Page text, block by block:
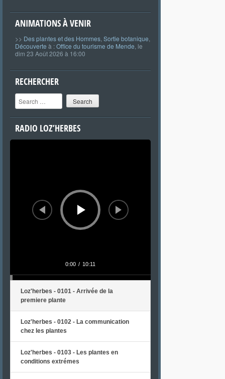
ANIMATIONS À VENIR
>> Des plantes et des Hommes Sortie botanique
Découverte à :Office du tourisme de Mende , le
dim 23 Août 2026 à 16:00
RECHERCHER
Search
RADIO LOZ’HERBES
Lecteur
0:00 / 10:11
Loz'herbes - 0101 - Arrivée de la
premiere plante
Loz'herbes - 0102 - La communication
chez les plantes
Loz'herbes - 0103 - Les plantes en
conditions extrémes